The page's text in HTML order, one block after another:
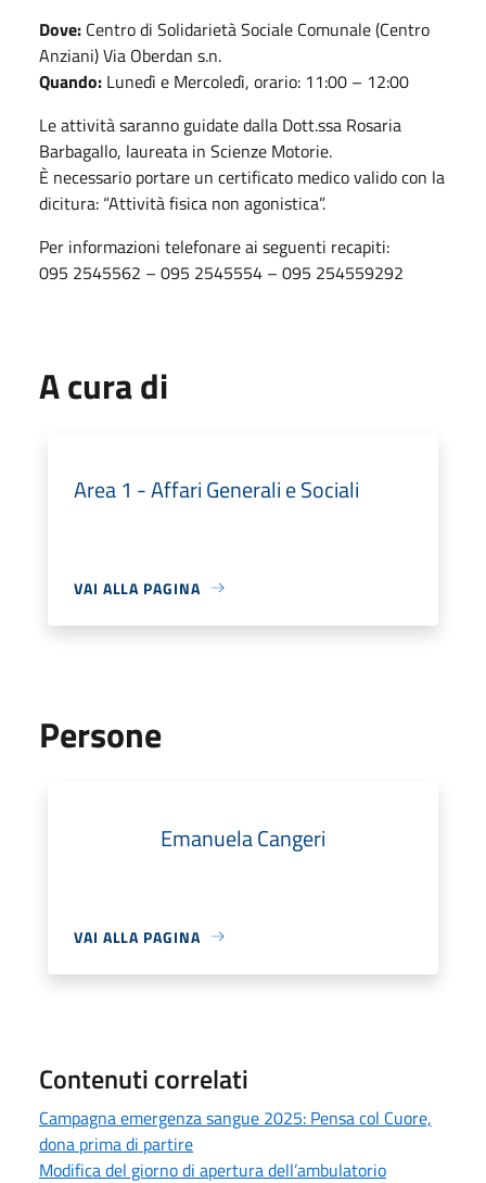
Dove: Centro di Solidarietà Sociale Comunale (Centro
Anziani) Via Oberdan s.n.
Quando: Lunedì e Mercoledì, orario: 11:00 – 12:00
Le attività saranno guidate dalla Dott.ssa Rosaria
Barbagallo, laureata in Scienze Motorie.
È necessario portare un certificato medico valido con la
dicitura: “Attività fisica non agonistica”.
Per informazioni telefonare ai seguenti recapiti:
095 2545562 – 095 2545554 – 095 254559292
A cura di
Area 1 - Affari Generali e Sociali
VAI ALLA PAGINA
Persone
Emanuela Cangeri
VAI ALLA PAGINA
Contenuti correlati
Campagna emergenza sangue 2025: Pensa col Cuore,
dona prima di partire
Modifica del giorno di apertura dell’ambulatorio